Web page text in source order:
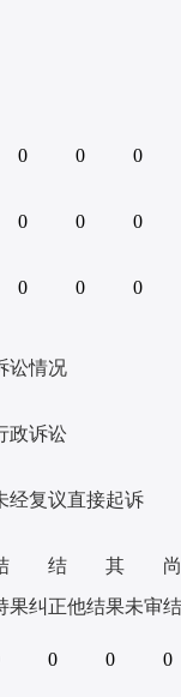
0 0 0
0 0 0
0 0 0
讼情况
政诉讼
经复议直接起诉
结
果纠 正
其
他结果未审
0 0 0